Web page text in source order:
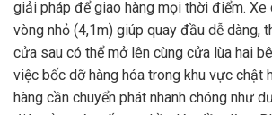
giải pháp để giao hàng mọi thời điểm. Xe
vòng nhỏ (4,1m) giúp quay đầu dễ dàng,
cửa sau có thể mở lên cùng cửa lùa hai
việc bốc dỡ hàng hóa trong khu vực chật
hàng cần chuyển phát nhanh chóng như